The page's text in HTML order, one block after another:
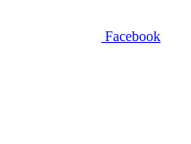
Facebook